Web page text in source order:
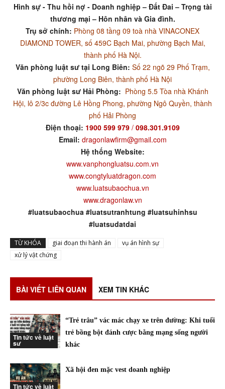
Hình sự - Thu hồi nợ - Doanh nghiệp – Đất Đai – Trọng tài
thương mại – Hôn nhân và Gia đình.
Trụ sở chính: Phòng 08 tầng 09 toà nhà VINACONEX
DIAMOND TOWER, số 459C Bạch Mai, phường Bạch Mai,
thành phố Hà Nội.
Văn phòng luật sư tại Long Biên: Số 22 ngõ 29 Phố Trạm,
phường Long Biên, thành phố Hà Nội
Văn phòng luật sư Hải Phòng: Phòng 5.5 Tòa nhà Khánh
Hội, lô 2/3c đường Lê Hồng Phong, phường Ngô Quyền, thành
phố Hải Phòng
Điện thoại: 1900 599 979/ 098.301.9109
Email: dragonlawfirm@gmail.com
Hệ thống Website:
www.vanphongluatsu.com.vn
www.congtyluatdragon.com
www.luatsubaochua.vn
www.dragonlaw.vn
#luatsubaochua #luatsutranhtung #luatsuhinhsu
#luatsudatdai
TỪ KHÓA giai đoạn thi hành án
vụ án hình sự
xử lý vật chứng
BÀI VIẾT LIÊN QUAN XEM TIN KHÁC
Tin tức về luật
sư
“Trẻ trâu” vác mác chạy xe trên đường: Khi tuổi
trẻ bồng bột đánh cược bằng mạng sống người
khác
Tin tức về luật
Xã hội đen mặc vest doanh nghiệp